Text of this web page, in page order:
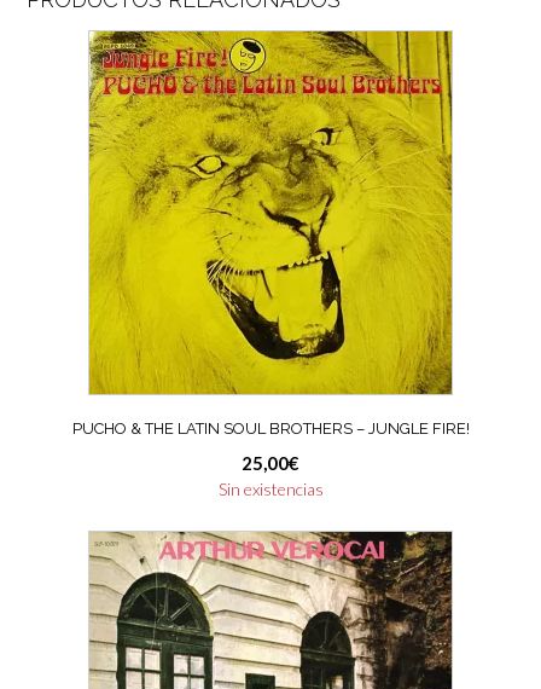
PUCHO & THE LATIN SOUL BROTHERS – JUNGLE FIRE!
25,00€
Sin existencias